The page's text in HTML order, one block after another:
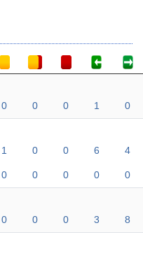
0 0 0 1 0
1 0 0 6 4
0 0 0 0 0
0 0 0 3 8